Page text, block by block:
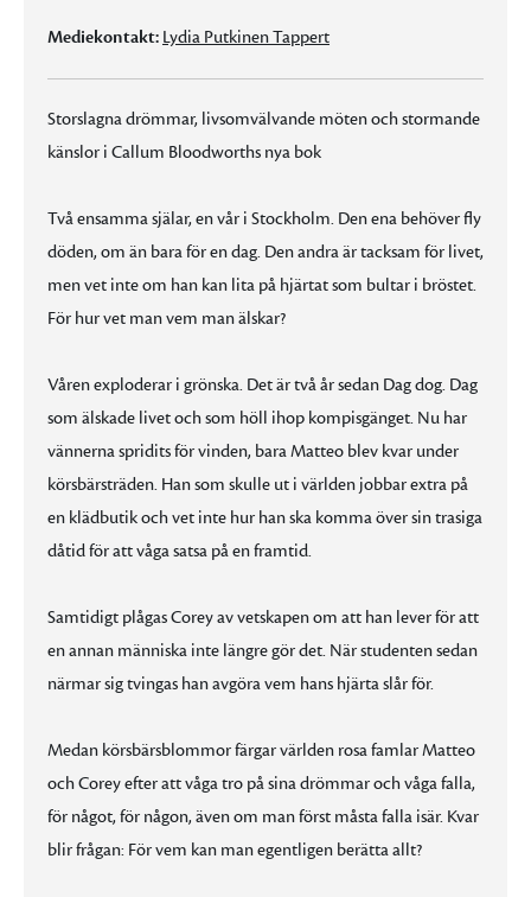
Mediekontakt: Lydia Putkinen Tappert
Storslagna drömmar, livsomvälvande möten och stormande
känslor i Callum Bloodworths nya bok
Två ensamma själar, en vår i Stockholm. Den ena behöver fly
döden, om än bara för en dag. Den andra är tacksam för livet,
men vet inte om han kan lita på hjärtat som bultar i bröstet.
För hur vet man vem man älskar?
Våren exploderar i grönska. Det är två år sedan Dag dog. Dag
som älskade livet och som höll ihop kompisgänget. Nu har
vännerna spridits för vinden, bara Matteo blev kvar under
körsbärsträden. Han som skulle ut i världen jobbar extra på
en klädbutik och vet inte hur han ska komma över sin trasiga
dåtid för att våga satsa på en framtid.
Samtidigt plågas Corey av vetskapen om att han lever för att
en annan människa inte längre gör det. När studenten sedan
närmar sig tvingas han avgöra vem hans hjärta slår för.
Medan körsbärsblommor färgar världen rosa famlar Matteo
och Corey efter att våga tro på sina drömmar och våga falla,
för något, för någon, även om man först måsta falla isär. Kvar
blir frågan: För vem kan man egentligen berätta allt?